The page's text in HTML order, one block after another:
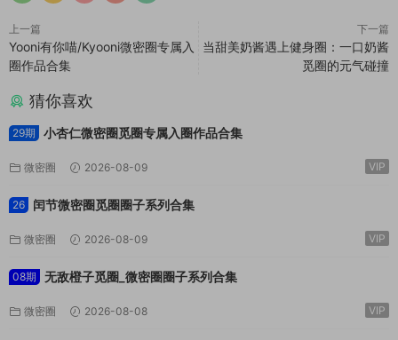
上一篇
Yooni有你喵/Kyooni微密圈专属入
圈作品合集
下一篇
当甜美奶酱遇上健身圈：一口奶酱
觅圈的元气碰撞
猜你喜欢
29期 小杏仁微密圈觅圈专属入圈作品合集
微密圈 2026-08-09 VIP
26 闰节微密圈觅圈圈子系列合集
微密圈 2026-08-09 VIP
08期 无敌橙子觅圈_微密圈圈子系列合集
微密圈 2026-08-08 VIP